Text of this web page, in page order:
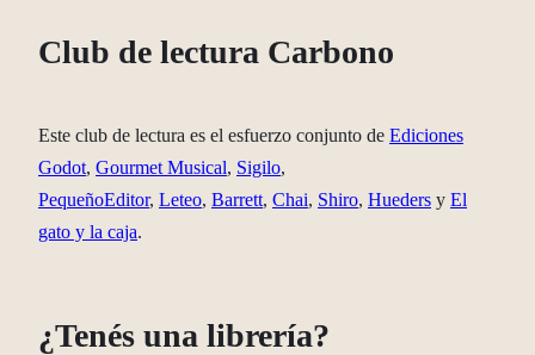
Club de lectura Carbono
Este club de lectura es el esfuerzo conjunto de Ediciones
Godot, Gourmet Musical, Sigilo,
PequeñoEditor, Leteo, Barrett, Chai, Shiro, Hueders y El
gato y la caja.
¿Tenés una librería?